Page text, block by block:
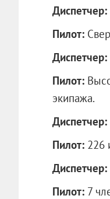
Диспетчер:
Пилот:
Диспетчер:
Пилот:
экипажа.
Диспетчер:
Пилот: 226
Диспетчер:
Пилот: 7